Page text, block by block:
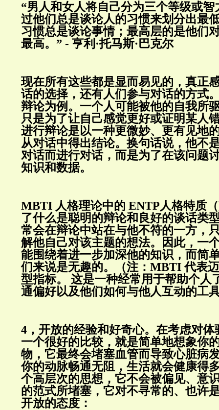
“男人和女人将自己分为三个等级或
过他们总是谈论人的习惯来划分出最
习惯总是谈论事情；最高层的是他们
最高。” - 亨利·托马斯·巴克尔
现在所有这些都是显而易见的，真正
话的选择，还有人们参与对话的方式
辩论为例。一个人可能被他的自我所
只是为了让自己感觉更好或证明某人
进行辩论是以一种更微妙、更有见地
从对话中得出结论。换句话说，他不
对话而进行对话，而是为了在该问题
知识和数据。
MBTI 人格理论中的 ENTP人格特质
了什么是聪明的辩论和良好的谈话类
常会在辩论中站在与他不符的一方，
解他自己对该主题的想法。因此，一
能围绕着进一步加深他的知识，而简
们来说是无趣的。（注： MBTI代表
型指标。
这是一种经常用于帮助个人
通偏好以及他们如何与他人互动的工
4，开放的经验和好奇心。在考虑对
一个很好的比较，就是简单地想象你
物，它最终会堵塞血管而导致心脏病
你的动脉畅通无阻，生活就会健康得
个高层次的思想，它不会被偏见、意
的范式所堵塞，它对不寻常的、也许
开放的态度：